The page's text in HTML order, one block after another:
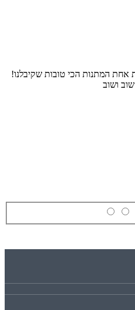
אחת המתנות הכי טובות שקיבלנו!
ושוב